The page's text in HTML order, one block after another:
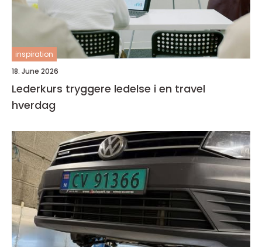
inspiration
18. June 2026
Lederkurs tryggere ledelse i en travel
hverdag